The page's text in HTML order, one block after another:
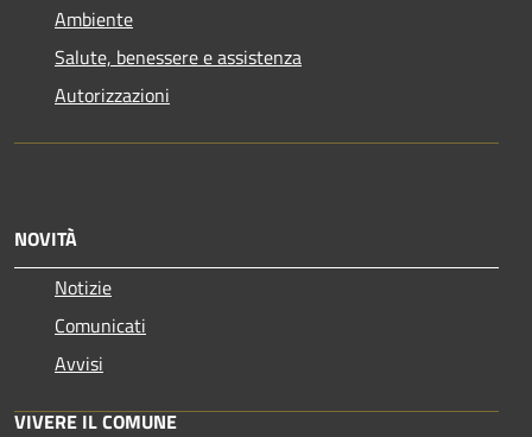
Ambiente
Salute, benessere e assistenza
Autorizzazioni
NOVITÀ
Notizie
Comunicati
Avvisi
VIVERE IL COMUNE